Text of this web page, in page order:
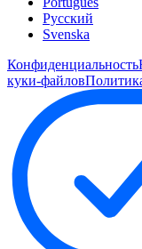
Pусский
Svenska
Конфиденциальность
куки-файлов